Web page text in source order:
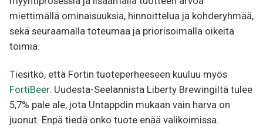
miettimällä ominaisuuksia, hinnoittelua ja kohderyhmää,
sekä seuraamalla toteumaa ja priorisoimalla oikeita
toimia.
Tiesitkö, että Fortin tuoteperheeseen kuuluu myös
FortiBeer. Uudesta-Seelannista Liberty Brewingiltä tulee
5,7% pale ale, jota Untappdin mukaan vain harva on
juonut. Enpä tiedä onko tuote enää valikoimissa.